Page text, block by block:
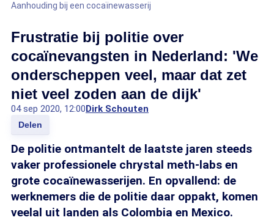
Aanhouding bij een cocaïnewasserij
Frustratie bij politie over
cocaïnevangsten in Nederland: 'We
onderscheppen veel, maar dat zet
niet veel zoden aan de dijk'
04 sep 2020, 12:00Dirk Schouten
Delen
De politie ontmantelt de laatste jaren steeds
vaker professionele chrystal meth-labs en
grote cocaïnewasserijen. En opvallend: de
werknemers die de politie daar oppakt, komen
veelal uit landen als Colombia en Mexico.